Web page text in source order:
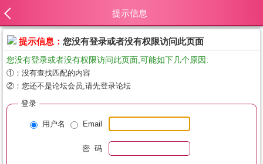
提示信息
提示信息： 您没有登录或者没有权限访问此页面
您没有登录或者没有权限访问此页面,可能如下几个原因:
①：没有查找匹配的内容
②：您还不是论坛会员,请先登录论坛
登录
用户名 Email
密 码